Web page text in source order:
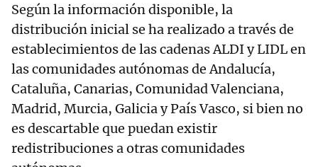
Según la información disponible, la
distribución inicial se ha realizado a través de
establecimientos de las cadenas ALDI y LIDL en
las comunidades autónomas de Andalucía,
Cataluña, Canarias, Comunidad Valenciana,
Madrid, Murcia, Galicia y País Vasco, si bien no
es descartable que puedan existir
redistribuciones a otras comunidades